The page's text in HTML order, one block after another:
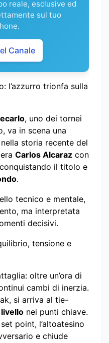
reale, esclusive ed
sul tuo
Canale
l’azzurro trionfa sulla
, uno dei tornei
va in scena una
storia recente del
Carlos Alcaraz con
il titolo e
.
tecnico e mentale,
ma interpretata
decisivi.
tensione e
oltre un’ora di
cambi di inerzia.
si arriva al tie-
nei punti chiave.
point, l’altoatesino
e chiude